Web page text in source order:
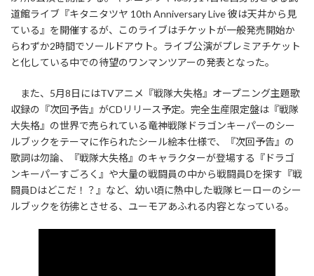
道館ライブ『キタニタツヤ 10th Anniversary Live 彼は天井から見
ている』を開催するが、このライブはチケットが一般発売開始か
らわずか2時間でソールドアウト。ライブ公演がプレミアチケット
と化している中での待望のワンマンツアーの発表となった。
また、5月8日にはTVアニメ『戦隊大失格』オープニング主題歌
収録の『次回予告』がCDリリース予定。完全生産限定盤は『戦隊
大失格』の世界で売られている竜神戦隊ドラゴンキーパーのシー
ルブックをテーマに作られたシール絵本仕様で、『次回予告』の
歌詞は勿論、『戦隊大失格』のキャラクターが登場する『ドラゴ
ンキーパーすごろく』や大量の戦闘員の中から戦闘員Dを探す『戦
闘員Dはどこだ！？』など、幼い頃に熱中した戦隊ヒーローのシー
ルブックを彷彿とさせる、ユーモアあふれる内容となっている。